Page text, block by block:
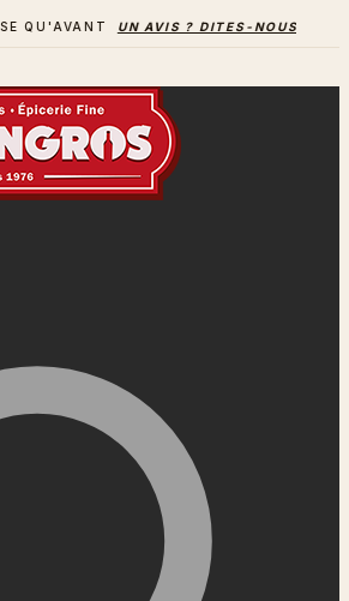
UN AVIS ? DITES-NOUS TOUT →
BAT SON PLEIN